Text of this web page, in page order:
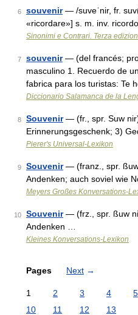
6 souvenir— /suveˈnir, fr.
«ricordare»] s. m. inv.
Sinonimi e Contrari. Terza
7 souvenir— (del francés;
masculino 1. Recuerdo de
fabrica para los turistas: Te
Diccionario Salamanca de la
8 Souvenir— (fr., spr. Suw
Erinnerungsgeschenk; 3)
Pierer's Universal-Lexikon
9 Souvenir— (franz., spr. ßuw
Andenken; auch soviel wie
Meyers Großes Konversations-
10 Souvenir— (frz., spr. ßuw
Andenken …
Kleines Konversations-Lexikon
Pages Next →
1 2 3 4 5
10
11 12 13